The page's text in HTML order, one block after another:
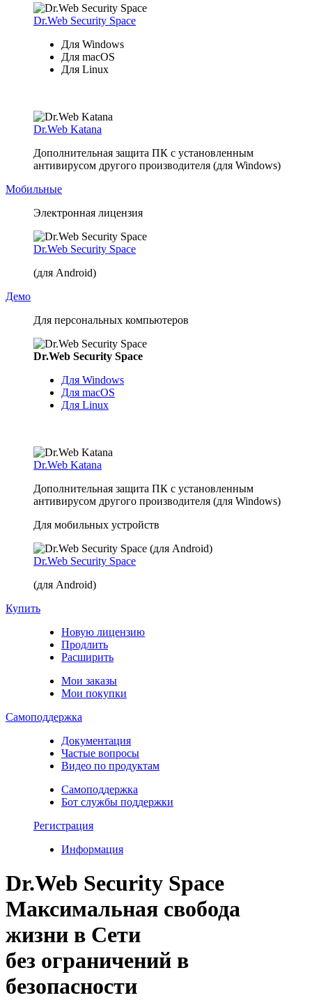
Dr.Web Security Space
Для Windows
Для macOS
Для Linux
Dr.Web Katana
Дополнительная защита ПК с установленным
антивирусом другого производителя (для Windows)
Мобильные
Электронная лицензия
Dr.Web Security Space
(для Android)
Демо
Для персональных компьютеров
Dr.Web Security Space
Для Windows
Для macOS
Для Linux
Dr.Web Katana
Дополнительная защита ПК с установленным
антивирусом другого производителя (для Windows)
Для мобильных устройств
Dr.Web Security Space
(для Android)
Купить
Новую лицензию
Продлить
Расширить
Мои заказы
Мои покупки
Самоподдержка
Документация
Частые вопросы
Видео по продуктам
Самоподдержка
Бот службы поддержки
Регистрация
Информация
Dr.Web Security Space
Максимальная свобода
жизни в Сети
без ограничений в
безопасности